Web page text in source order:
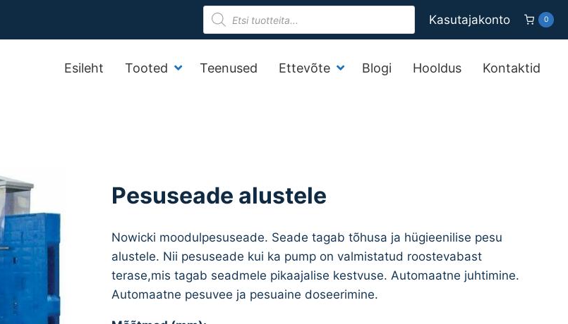
Products
search
Kasutajakonto 0
Esileht Tooted Teenused Ettevõte Blogi Hooldus Kontaktid
Pesuseade alustele
Nowicki moodulpesuseade. Seade tagab tõhusa ja hügieenilise pesu
alustele. Nii pesuseade kui ka pump on valmistatud roostevabast
terase,mis tagab seadmele pikaajalise kestvuse. Automaatne juhtimine.
Automaatne pesuvee ja pesuaine doseerimine.